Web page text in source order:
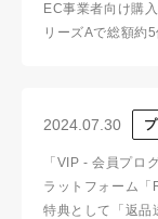
EC事業者向け購
リーズAで総額約
2024.07.30
「VIP - 会員プロ
ラットフォーム
特典として「返品